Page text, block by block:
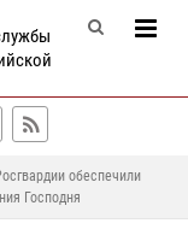
обеспечили
Господня